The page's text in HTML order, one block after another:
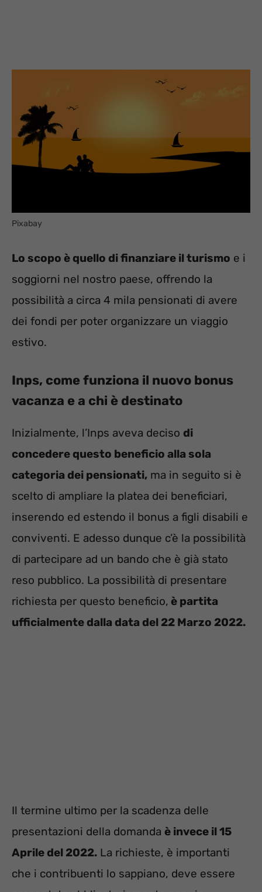
Pixabay
Lo scopo è quello di finanziare il turismo e i
soggiorni nel nostro paese, offrendo la
possibilità a circa 4 mila pensionati di avere
dei fondi per poter organizzare un viaggio
estivo.
Inps, come funziona il nuovo bonus
vacanza e a chi è destinato
Inizialmente, l’Inps aveva deciso di
concedere questo beneficio alla sola
categoria dei pensionati, ma in seguito si è
scelto di ampliare la platea dei beneficiari,
inserendo ed estendo il bonus a figli disabili e
conviventi. E adesso dunque c’è la possibilità
di partecipare ad un bando che è già stato
reso pubblico. La possibilità di presentare
richiesta per questo beneficio, è partita
ufficialmente dalla data del 22 Marzo 2022.
Il termine ultimo per la scadenza delle
presentazioni della domanda è invece il 15
Aprile del 2022. La richieste, è importanti
che i contribuenti lo sappiano, deve essere